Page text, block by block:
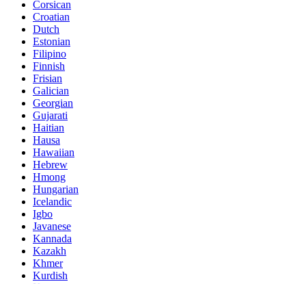
Corsican
Croatian
Dutch
Estonian
Filipino
Finnish
Frisian
Galician
Georgian
Gujarati
Haitian
Hausa
Hawaiian
Hebrew
Hmong
Hungarian
Icelandic
Igbo
Javanese
Kannada
Kazakh
Khmer
Kurdish